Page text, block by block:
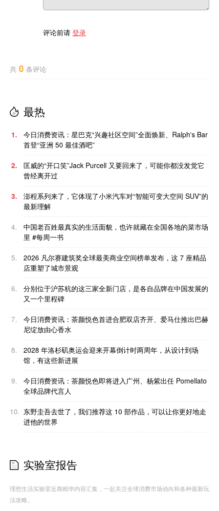
评论前请 登录
共 0 条评论
最热
1.
今日消费资讯：星巴克“兴趣社区空间”全面焕新、Ralph's Bar
首登“亚洲 50 最佳酒吧”
2.
匡威的“开口笑”Jack Purcell 又要回来了，可能你都没发觉它
曾经离开过
3.
澎程系列来了，它体现了小米汽车对“智能可变大空间 SUV”的
最新理解
4.
中国老百姓最真实的生活面貌，也许就藏在全国各地的菜市场
里 #每周一书
5.
2026 凡尔赛建筑奖全球最美商业空间榜单发布，这 7 座精品
店重塑了城市景观
6.
分别位于沪苏杭的这三家全新门店，是各自品牌在中国发展的
又一个里程碑
7.
今日消费资讯：茶颜悦色首进合肥双店齐开、爱马仕推出巴赫
尼绽放由心香水
8.
2028 年洛杉矶奥运会迎来开幕倒计时两周年，从设计到场
馆，有这些新进展
9.
今日消费资讯：茶颜悦色即将进入广州、杨紫出任 Pomellato
全球品牌代言人
10. 东野圭吾去世了，我们推荐这 10 部作品，可以让你更好地走
进他的世界
实验室报告
理想生活实验室近期精华内容汇集，一起关注全球消费市场动向和各种最新玩
法攻略。